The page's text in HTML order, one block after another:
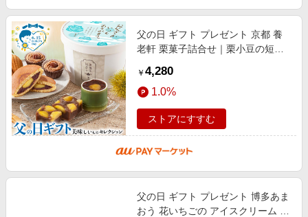
父の日 ギフト プレゼント 京都 養
老軒 栗菓子詰合せ｜栗小豆の短竹
ん×各1、栗の焼きモンブラン・栗
の
￥ 4,280
1.0%
ストアにすすむ
父の日 ギフト プレゼント 博多あま
おう 花いちごの アイスクリーム ｜